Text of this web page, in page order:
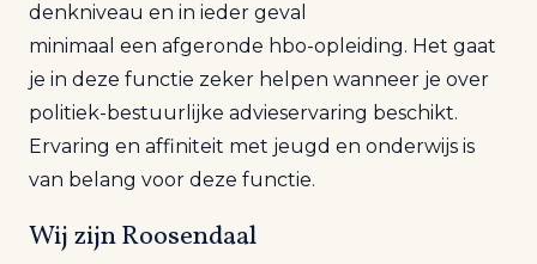
denkniveau en in ieder geval
minimaal een afgeronde hbo-opleiding. Het gaat
je in deze functie zeker helpen wanneer je over
politiek-bestuurlijke advieservaring beschikt.
Ervaring en affiniteit met jeugd en onderwijs is
van belang voor deze functie.
Wij zijn Roosendaal